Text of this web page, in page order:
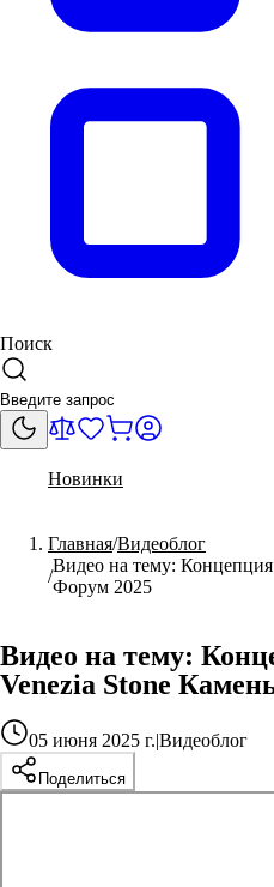
Поиск
Новинки
Главная Видеоблог
Видео на тему:
Форум 2025
Видео на тему:
Venezia Stone
05 июня 2025 г.|Видеоблог
Поделиться